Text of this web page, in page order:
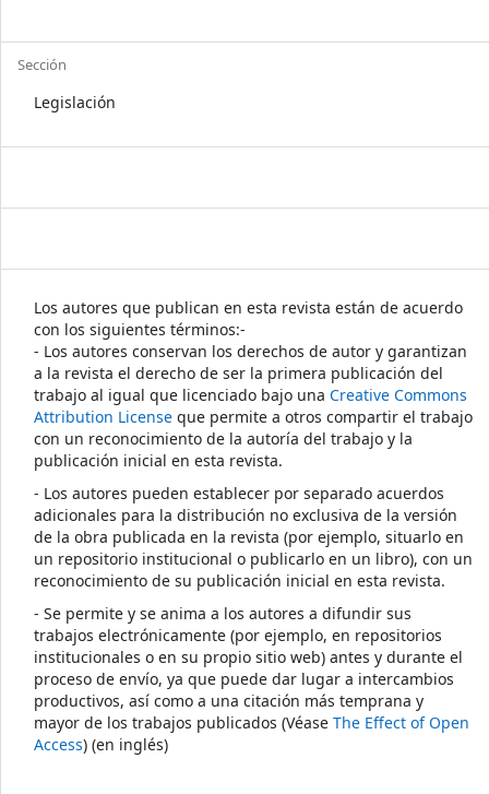
Sección
Legislación
Los autores que publican en esta revista están de acuerdo
con los siguientes términos:-
- Los autores conservan los derechos de autor y garantizan
a la revista el derecho de ser la primera publicación del
trabajo al igual que licenciado bajo una Creative Commons
Attribution License que permite a otros compartir el trabajo
con un reconocimiento de la autoría del trabajo y la
publicación inicial en esta revista.
- Los autores pueden establecer por separado acuerdos
adicionales para la distribución no exclusiva de la versión
de la obra publicada en la revista (por ejemplo, situarlo en
un repositorio institucional o publicarlo en un libro), con un
reconocimiento de su publicación inicial en esta revista.
- Se permite y se anima a los autores a difundir sus
trabajos electrónicamente (por ejemplo, en repositorios
institucionales o en su propio sitio web) antes y durante el
proceso de envío, ya que puede dar lugar a intercambios
productivos, así como a una citación más temprana y
mayor de los trabajos publicados (Véase The Effect of Open
Access) (en inglés)